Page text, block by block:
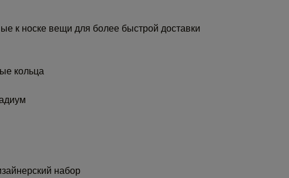
к носке вещи для более быстрой доставки
кольца
набор